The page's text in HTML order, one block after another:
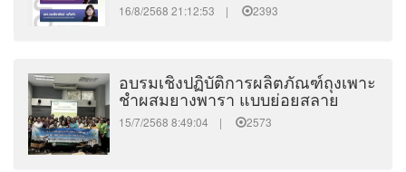
16/8/2568 21:12:53 | 2393
อบรมเชิงปฏิบัติการผลิตภัณฑ์ถุงเพาะ
ชำผสมยางพารา แบบย่อยสลาย
15/7/2568 8:49:04 | 2573